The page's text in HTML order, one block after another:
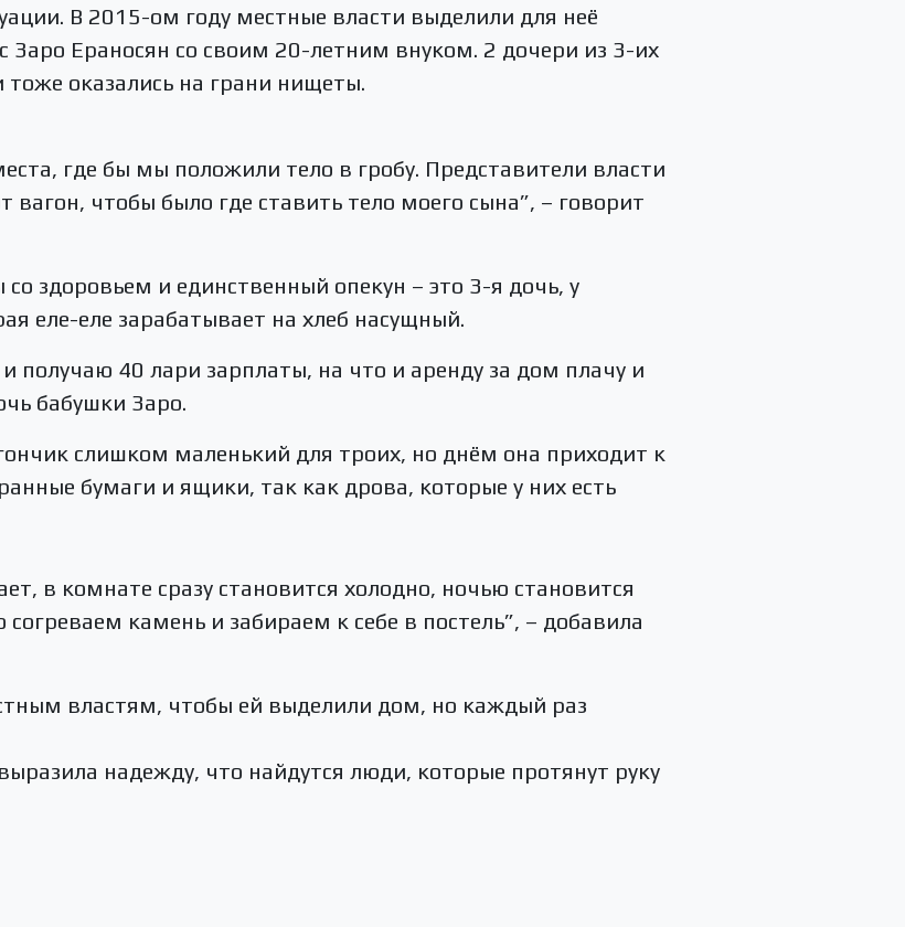
В 2015-ом году местные власти выделили для неё
Заро Ераносян со своим 20-летним внуком. 2 дочери из 3-их
оказались на грани нищеты.
где бы мы положили тело в гробу. Представители власти
чтобы было где ставить тело моего сына”, – говорит
здоровьем и единственный опекун – это 3-я дочь, у
еле-еле зарабатывает на хлеб насущный.
получаю 40 лари зарплаты, на что и аренду за дом плачу и
бабушки Заро.
слишком маленький для троих, но днём она приходит к
бумаги и ящики, так как дрова, которые у них есть
в комнате сразу становится холодно, ночью становится
камень и забираем к себе в постель”, – добавила
властям, чтобы ей выделили дом, но каждый раз
надежду, что найдутся люди, которые протянут руку